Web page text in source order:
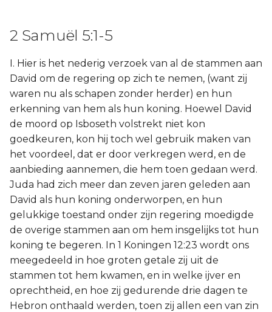
2 Samuël 5:1-5
I. Hier is het nederig verzoek van al de stammen aan
David om de regering op zich te nemen, (want zij
waren nu als schapen zonder herder) en hun
erkenning van hem als hun koning. Hoewel David
de moord op Isboseth volstrekt niet kon
goedkeuren, kon hij toch wel gebruik maken van
het voordeel, dat er door verkregen werd, en de
aanbieding aannemen, die hem toen gedaan werd.
Juda had zich meer dan zeven jaren geleden aan
David als hun koning onderworpen, en hun
gelukkige toestand onder zijn regering moedigde
de overige stammen aan om hem insgelijks tot hun
koning te begeren. In 1 Koningen 12:23 wordt ons
meegedeeld in hoe groten getale zij uit de
stammen tot hem kwamen, en in welke ijver en
oprechtheid, en hoe zij gedurende drie dagen te
Hebron onthaald werden, toen zij allen een van zin